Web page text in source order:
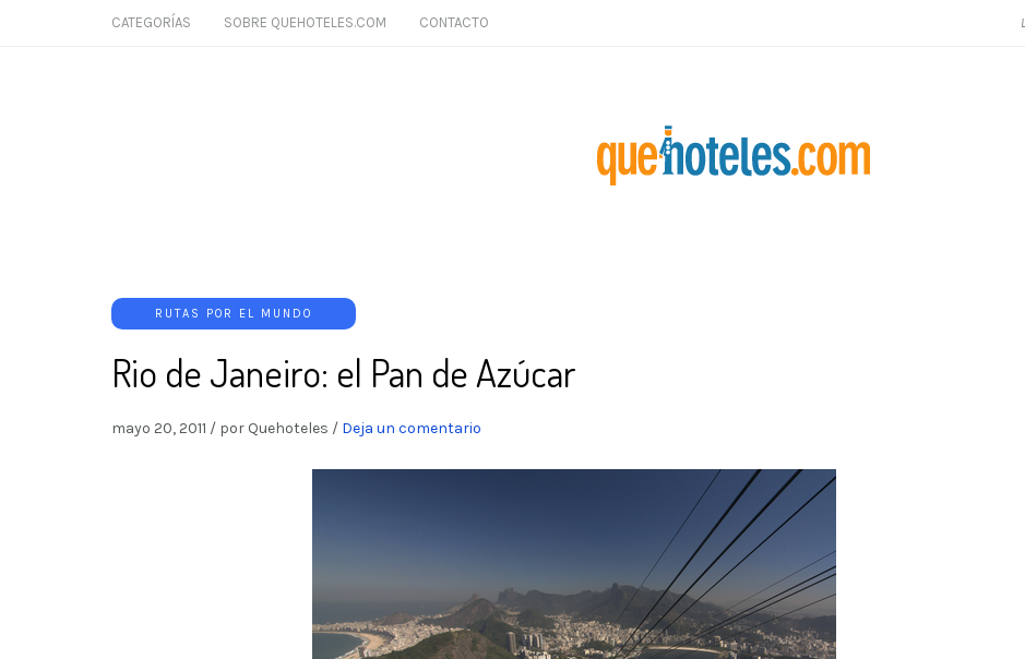
CATEGORÍAS SOBRE QUEHOTELES.COM CONTACTO
RUTAS POR EL MUNDO
Rio de Janeiro: el Pan de Azúcar
mayo 20, 2011 / por Quehoteles / Deja un comentario